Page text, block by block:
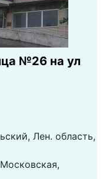
№26 на ул
Лен. область,